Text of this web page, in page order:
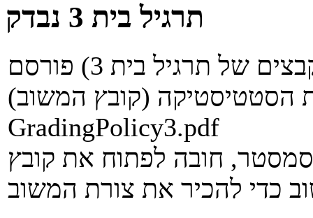
תרגיל בית 3 נבדק
בנוסף לציונים (יחד עם שאר הקבצים של תרגיל בית 3) פורסם
הסטטיסטיקה (קובץ המשוב):
GradingPolicy3.pdf
חובה לפתוח את קובץ